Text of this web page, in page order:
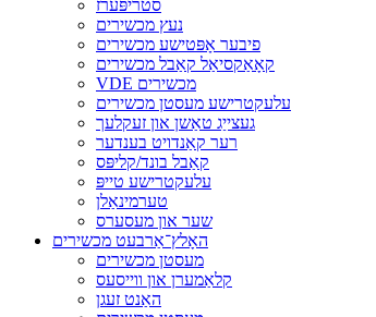
סטריפּערז
נעץ מכשירים
פיבער אָפּטישע מכשירים
קאָאַקסיאַל קאַבל מכשירים
VDE מכשירים
עלעקטרישע מעסטן מכשירים
געצייַג טאַשן און זעקלעך
רער קאַנדויט בענדער
קאַבל בונד/קליפּס
עלעקטרישע טייפּ
טערמינאַלן
שער און מעסערס
האָלץ־אַרבעט מכשירים
מעסטן מכשירים
קלאַמערן און ווייסעס
האַנט זעגן